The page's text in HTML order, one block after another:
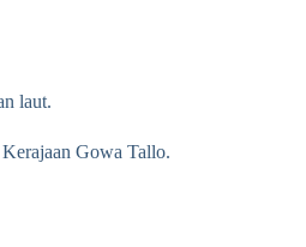
laut.
Gowa Tallo.